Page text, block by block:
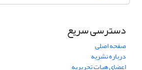
دسترسی سریع
صفحه اصلی
درباره نشریه
اعضای هیات تحریریه